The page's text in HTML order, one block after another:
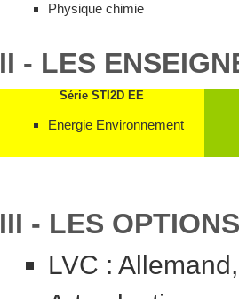
Physique chimie
II - LES
Série STI2D EE
Energie Environnement
III - LES
LVC : Allemand,